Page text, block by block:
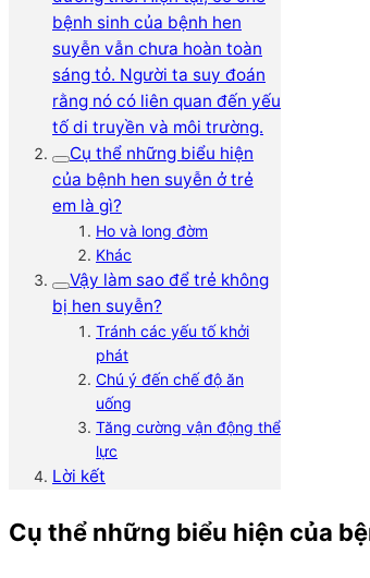
bệnh sinh của bệnh hen
suyễn vẫn chưa hoàn toàn
sáng tỏ. Người ta suy đoán
rằng nó có liên quan đến yếu
tố di truyền và môi trường.
Cụ thể những biểu hiện
của bệnh hen suyễn ở trẻ
em là gì?
Ho và long đờm
Khác
Vậy làm sao để trẻ không
bị hen suyễn?
Tránh các yếu tố khởi
phát
Chú ý đến chế độ ăn
uống
Tăng cường vận động thể
lực
Lời kết
Cụ thể những biểu hiện của